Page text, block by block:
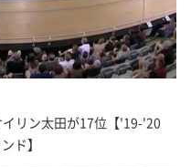
リン太田が17位【'19-'20
ド】